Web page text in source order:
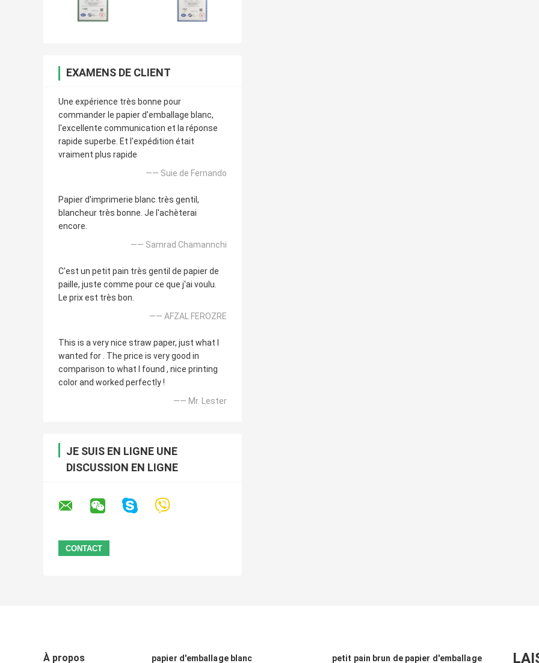
EXAMENS DE CLIENT
Une expérience très bonne pour
commander le papier d'emballage blanc,
l'excellente communication et la réponse
rapide superbe. Et l'expédition était
vraiment plus rapide
—— Suie de Fernando
Papier d'imprimerie blanc très gentil,
blancheur très bonne. Je l'achèterai
encore.
—— Samrad Chamannchi
C'est un petit pain très gentil de papier de
paille, juste comme pour ce que j'ai voulu.
Le prix est très bon.
—— AFZAL FEROZRE
This is a very nice straw paper, just what I
wanted for . The price is very good in
comparison to what I found , nice printing
color and worked perfectly !
—— Mr. Lester
JE SUIS EN LIGNE UNE
DISCUSSION EN LIGNE
À propos papier d'emballage blanc petit pain brun de papier d'emballage